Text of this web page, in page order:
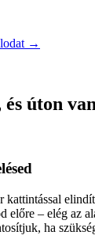
→
úton
kattintással
előre – elég az
ha